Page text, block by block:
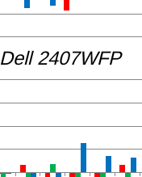
Dell 2407WFP